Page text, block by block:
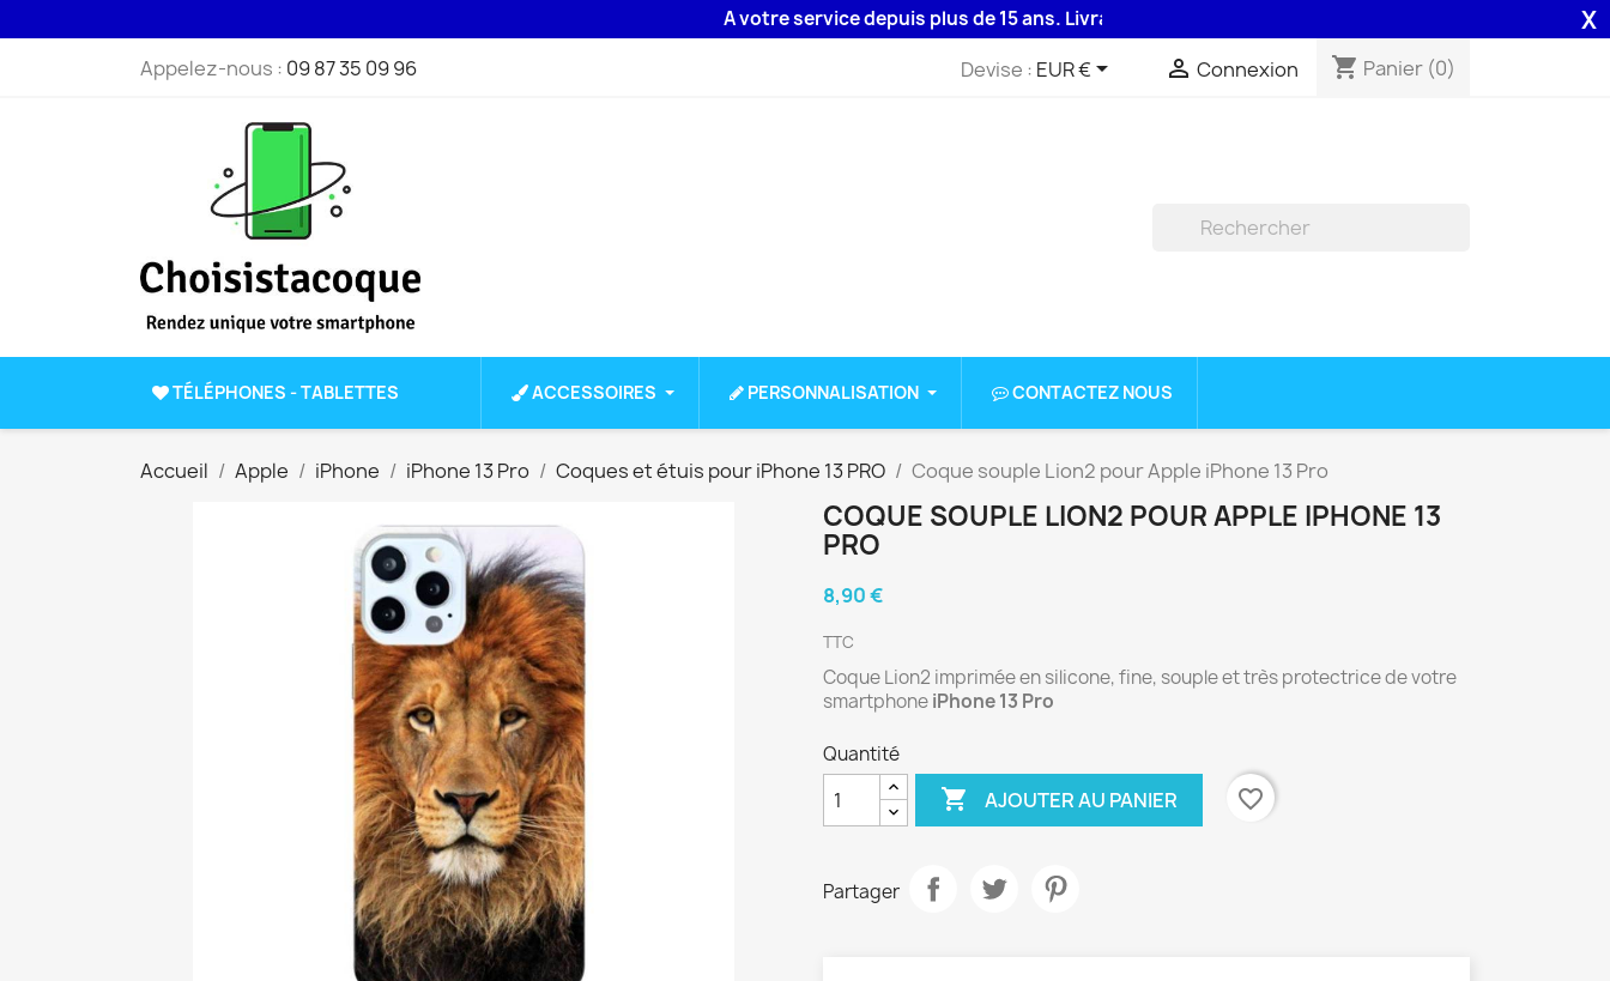
A votre service depuis plus de 15 ans. Livraison 48H assurée par la Poste . X
Appelez-nous : 09 87 35 09 96 Devise : EUR €  Connexion shopping_cart Panier (0)
TÉLÉPHONES - TABLETTES ACCESSOIRES PERSONNALISATION CONTACTEZ NOUS
Accueil Apple iPhone iPhone 13 Pro Coques et étuis pour iPhone 13 PRO Coque souple Lion2 pour Apple iPhone 13 Pro
COQUE SOUPLE LION2 POUR APPLE IPHONE 13
PRO
8,90 €
TTC
Coque Lion2 imprimée en silicone, fine, souple et très protectrice de votre
smartphoneiPhone 13 Pro
Quantité
 AJOUTER AU PANIER favorite_border
Partager